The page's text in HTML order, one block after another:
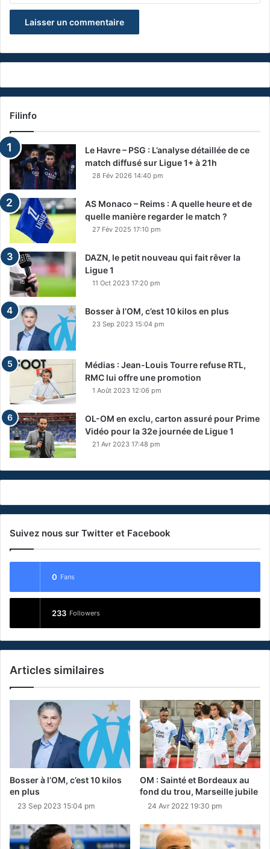
Filinfo
Le Havre – PSG : L’analyse détaillée de ce
match diffusé sur Ligue 1+ à 21h
28 Fév 2026 14:40 pm
AS Monaco – Reims : A quelle heure et de
quelle manière regarder le match ?
27 Fév 2025 17:10 pm
DAZN, le petit nouveau qui fait rêver la
Ligue 1
11 Oct 2023 17:20 pm
Bosser à l’OM, c’est 10 kilos en plus
23 Sep 2023 15:04 pm
Médias : Jean-Louis Tourre refuse RTL,
RMC lui offre une promotion
1 Août 2023 12:06 pm
OL-OM en exclu, carton assuré pour Prime
Vidéo pour la 32e journée de Ligue 1
21 Avr 2023 17:48 pm
Suivez nous sur Twitter et Facebook
0 Fans
233 Followers
Articles similaires
Bosser à l’OM, c’est 10 kilos
en plus
23 Sep 2023 15:04 pm
OM : Sainté et Bordeaux au
fond du trou, Marseille jubile
24 Avr 2022 19:30 pm